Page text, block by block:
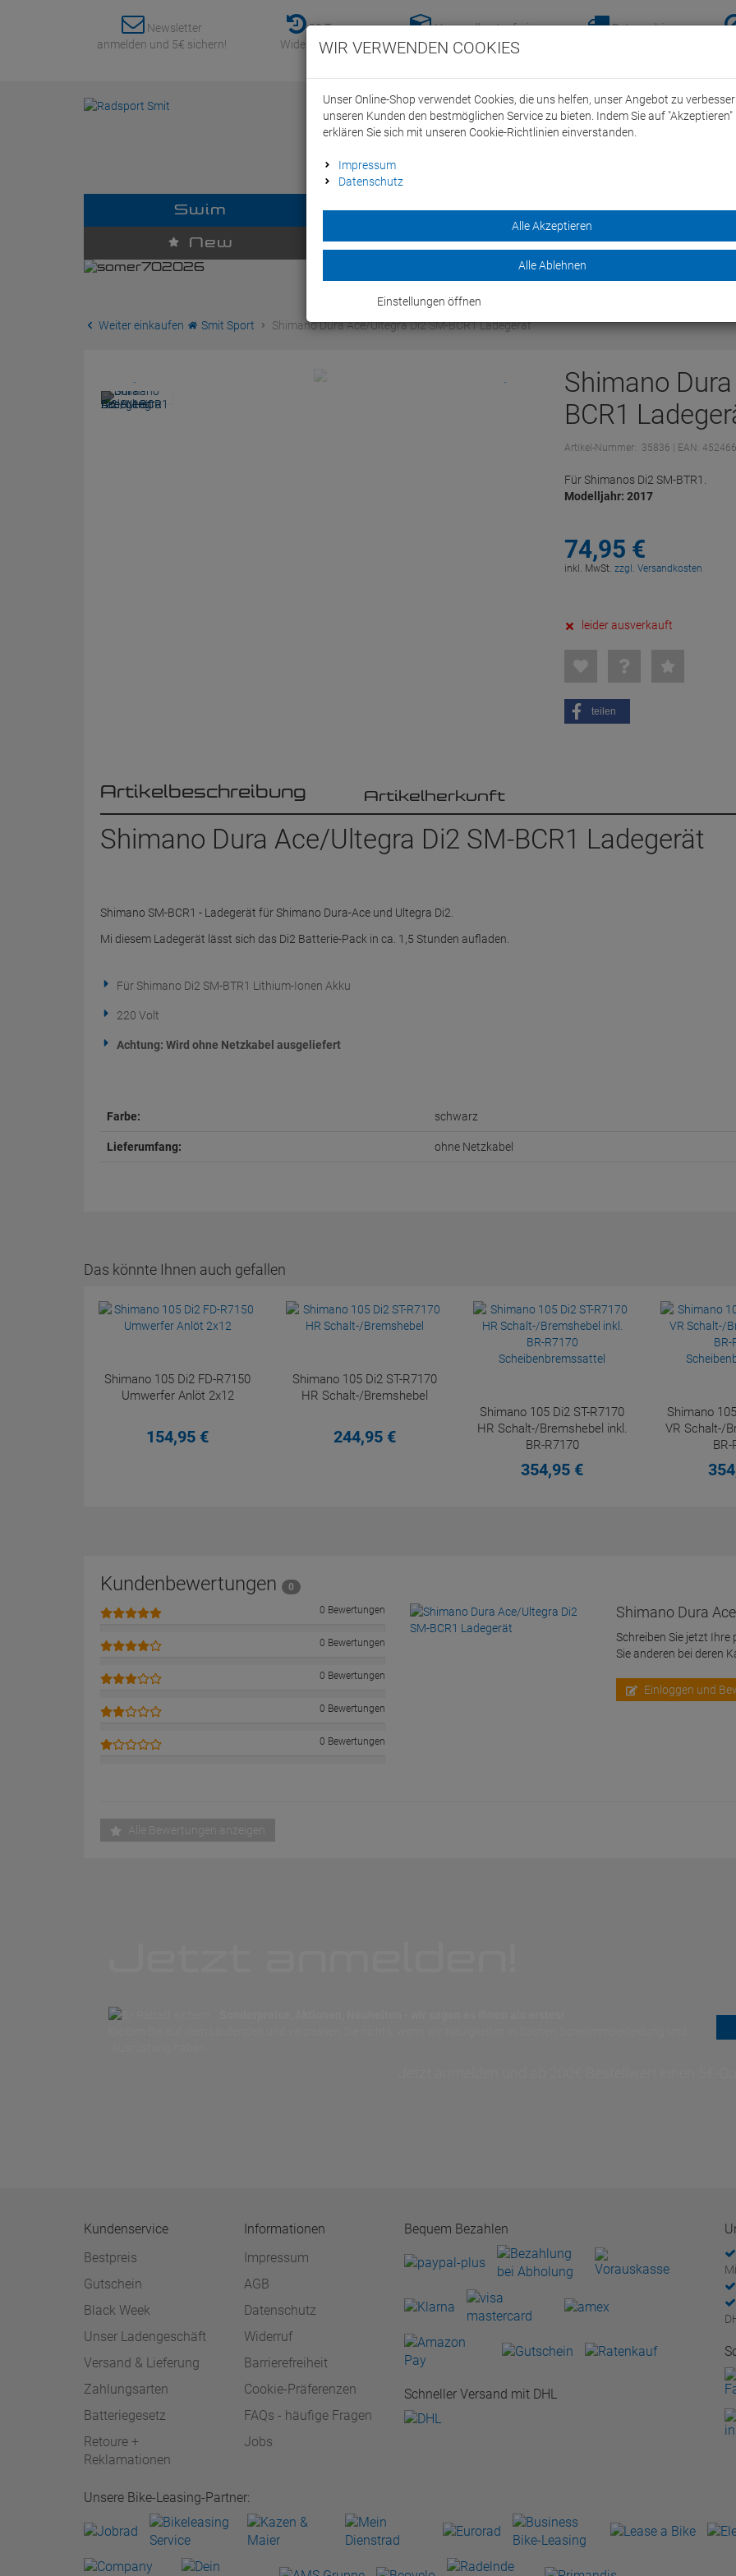
Newsletter
anmelden und 5€ sichern!
30 Tage
Widerrufsrecht
Versandkostenfreie-
Lieferung nach
Retoure hier
Swim Dein Swim Team Bike
New Marken Sale
Weiter einkaufen Smit Sport Shimano Dura Ace/Ultegra Di2 SM-BCR1 Ladegerät
Shimano
BCR1
Artikel-Nummer: 35836 | EAN:
Für Shimanos Di2 SM-BTR1.
Modelljahr: 2017
74,95 €
inkl. MwSt. zzgl. Versandkosten
leider ausverkauft
teilen
Artikelbeschreibung Artikelherkunft
Shimano Dura Ace/Ultegra Di2 SM-BCR1 Ladegerät
Shimano SM-BCR1 - Ladegerät für Shimano Dura-Ace und Ultegra Di2.
Mi diesem Ladegerät lässt sich das Di2 Batterie-Pack in ca. 1,5 Stunden aufladen.
Für Shimano Di2 SM-BTR1 Lithium-Ionen Akku
220 Volt
Achtung: Wird ohne Netzkabel ausgeliefert
Farbe: schwarz
Lieferumfang: ohne Netzkabel
Das könnte Ihnen auch gefallen
Shimano 105 Di2 FD-R7150
Umwerfer Anlöt 2x12
154,95 €
Shimano 105 Di2 ST-R7170
HR Schalt-/Bremshebel
244,95 €
Shimano 105 Di2 ST-R7170
HR Schalt-/Bremshebel inkl.
BR-R7170
Scheibenbremssattel
354,95 €
Shimano
VR Schalt-/
BR-
Kundenbewertungen
0
0 Bewertungen
0 Bewertungen
0 Bewertungen
0 Bewertungen
0 Bewertungen
Shimano Dura
Schreiben Sie jetzt
Sie anderen bei deren
Einloggen und
Alle Bewertungen anzeigen
Kundenservice
Bestpreis
Gutschein
Black Week
Unser Ladengeschäft
Versand & Lieferung
Zahlungsarten
Batteriegesetz
Retoure +
Reklamationen
Informationen
Impressum
AGB
Datenschutz
Widerruf
Barrierefreiheit
Cookie-Präferenzen
FAQs - häufige Fragen
Jobs
Bequem Bezahlen
Schneller Versand mit DHL
Unsere Bike-Leasing-Partner:
WIR VERWENDEN COOKIES
Unser Online-Shop verwendet Cookies, die uns helfen, unser Angebot zu
unseren Kunden den bestmöglichen Service zu bieten. Indem Sie auf "Akzeptieren"
erklären Sie sich mit unseren Cookie-Richtlinien einverstanden.
Impressum
Datenschutz
Alle Akzeptieren
Alle Ablehnen
Einstellungen öffnen